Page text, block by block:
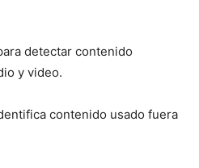
detectar contenido
y video.
contenido usado fuera